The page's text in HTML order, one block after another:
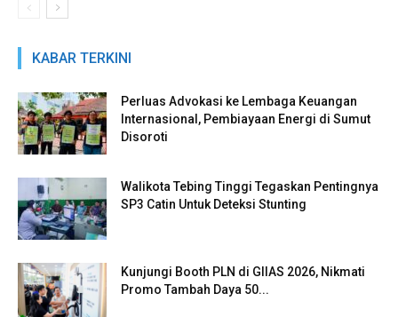
KABAR TERKINI
Perluas Advokasi ke Lembaga Keuangan
Internasional, Pembiayaan Energi di Sumut
Disoroti
Walikota Tebing Tinggi Tegaskan Pentingnya
SP3 Catin Untuk Deteksi Stunting
Kunjungi Booth PLN di GIIAS 2026, Nikmati
Promo Tambah Daya 50...